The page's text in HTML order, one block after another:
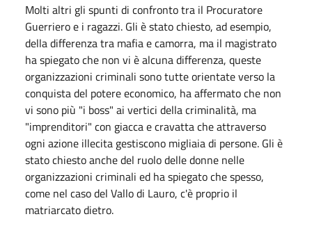
Molti altri gli spunti di confronto tra il Procuratore
Guerriero e i ragazzi. Gli è stato chiesto, ad esempio,
della differenza tra mafia e camorra, ma il magistrato
ha spiegato che non vi è alcuna differenza, queste
organizzazioni criminali sono tutte orientate verso la
conquista del potere economico, ha affermato che non
vi sono più "i boss" ai vertici della criminalità, ma
"imprenditori" con giacca e cravatta che attraverso
ogni azione illecita gestiscono migliaia di persone. Gli è
stato chiesto anche del ruolo delle donne nelle
organizzazioni criminali ed ha spiegato che spesso,
come nel caso del Vallo di Lauro, c'è proprio il
matriarcato dietro.